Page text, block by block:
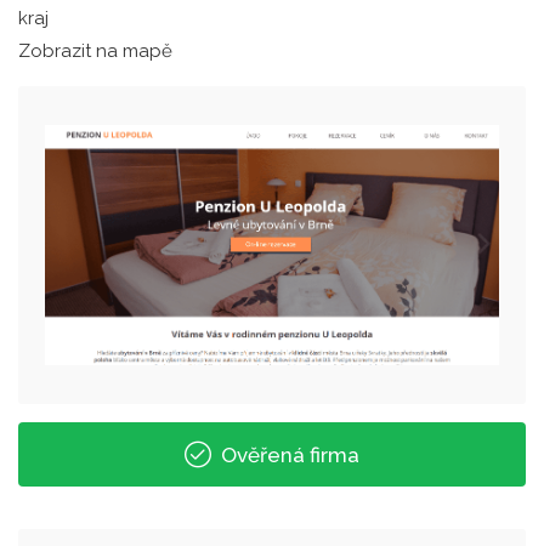
kraj
Zobrazit na mapě
Ověřená firma